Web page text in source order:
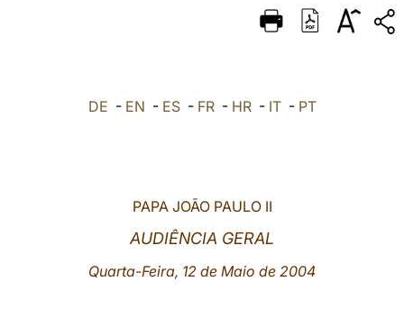
ITALIANO
LATINE
DE - EN - ES- FR- HR- IT- PT
PAPA JOÃO PAULO II
AUDIÊNCIA GERAL
Quarta-Feira, 12 de Maio de 2004